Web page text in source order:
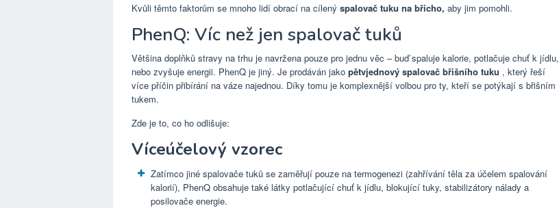
Kvůli těmto faktorům se mnoho lidí obrací na cílený spalovač tuku na břicho, aby jim pomohli.
PhenQ: Víc než jen spalovač tuků
Většina doplňků stravy na trhu je navržena pouze pro jednu věc – buď spaluje kalorie, potlačuje chuť k jídlu,
nebo zvyšuje energii. PhenQ je jiný. Je prodáván jako pětvjednový spalovač břišního tuku , který řeší
více příčin přibírání na váze najednou. Díky tomu je komplexnější volbou pro ty, kteří se potýkají s břišním
tukem.
Zde je to, co ho odlišuje:
Víceúčelový vzorec
Zatímco jiné spalovače tuků se zaměřují pouze na termogenezi (zahřívání těla za účelem spalování
kalorií), PhenQ obsahuje také látky potlačující chuť k jídlu, blokující tuky, stabilizátory nálady a
posilovače energie.